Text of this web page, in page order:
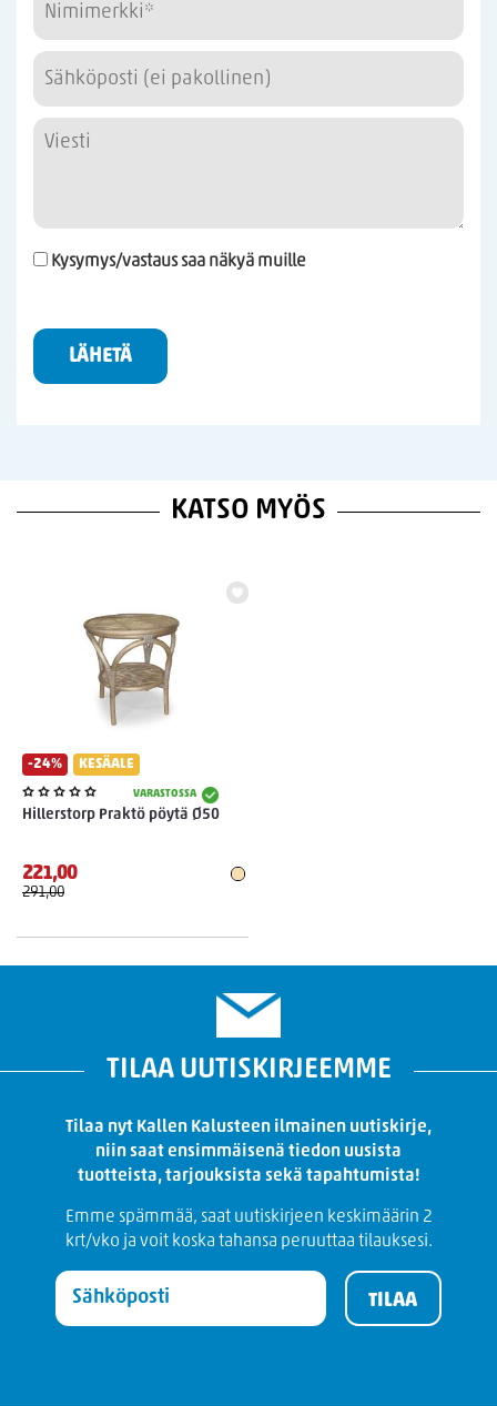
Kysymys/vastaus saa näkyä muille
LÄHETÄ
KATSO MYÖS
-24% KESÄALE
VARASTOSSA
Hillerstorp Praktö pöytä Ø50
221,00
291,00
TILAA UUTISKIRJEEMME
Tilaa nyt Kallen Kalusteen ilmainen uutiskirje,
niin saat ensimmäisenä tiedon uusista
tuotteista, tarjouksista sekä tapahtumista!
Emme spämmää, saat uutiskirjeen keskimäärin 2
krt/vko ja voit koska tahansa peruuttaa tilauksesi.